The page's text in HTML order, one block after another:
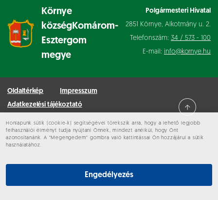
Honlapunk sütik (cookie-k) segítségével törekszik arra, hogy a lehető legjobb
felhasználói élményt tudja nyújtani Önnek, mindezt anélkül, hogy Önt
azonosítanánk. A “Megengedem” gombra való kattintással Ön hozzájárul a sütik
használatához.
Engedélyezés
Környe
községKomárom-
Esztergom
megye
Polgármesteri Hivatal
2851 Környe, Alkotmány u. 2.
Telefonszám: 34 / 573 - 100
E-mail: info@kornye.hu
Oldaltérkép
Impresszum
Adatkezelési tájékoztató
Minden jog fenntartva © 2026 Környe